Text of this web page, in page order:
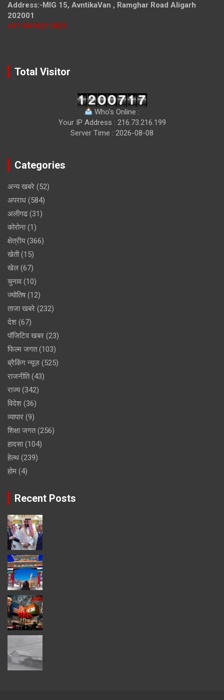
Address:-MIG 15, AvntikaVan , Ramghar Road Aligarh
202001
+91 9410211821
Total Visitor
Who's Online :
Your IP Address : 216.73.216.199
Server Time : 2026-08-08
Categories
अन्य खबरे (52)
अपराध (584)
अलीगढ(31)
कोरोना(1)
क्षेत्रीय(366)
खेती(15)
खेल (67)
चुनाव(10)
ज्योतिष(12)
ताजा खबरे (232)
देश (67)
पॉजिटिव खबर (23)
फिल्म जगत(103)
ब्रैकिंग न्यूज़ (525)
राजनीति(43)
राज्य(342)
विदेश (36)
व्यापार (9)
शिक्षा जगत(256)
हादसा(104)
हेल्थ (239)
होम (4)
Recent Posts